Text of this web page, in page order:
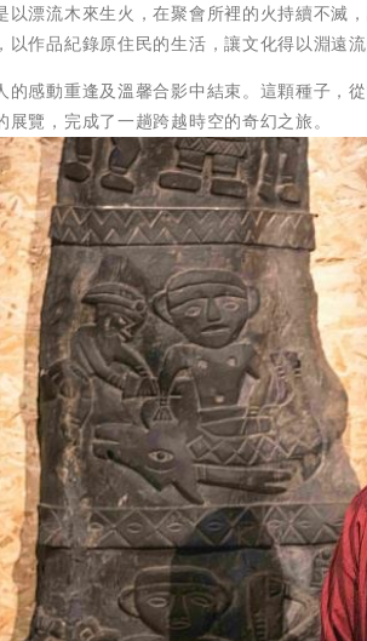
以漂流木來生火，在聚會所裡的火持續不滅
作品紀錄原住民的生活，讓文化得以淵遠流
的感動重逢及溫馨合影中結束。這顆種子，
覽，完成了一趟跨越時空的奇幻之旅。